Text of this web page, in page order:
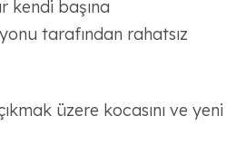
kendi başına
tarafından rahatsız
üzere kocasını ve yeni